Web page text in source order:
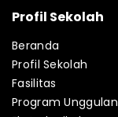
Profil Sekolah
Beranda
Profil Sekolah
Fasilitas
Program Unggulan